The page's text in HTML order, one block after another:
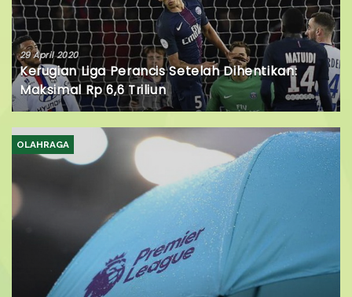
29 April 2020
Kerugian Liga Perancis Setelah Dihentikan:
Maksimal Rp 6,6 Triliun
OLAHRAGA